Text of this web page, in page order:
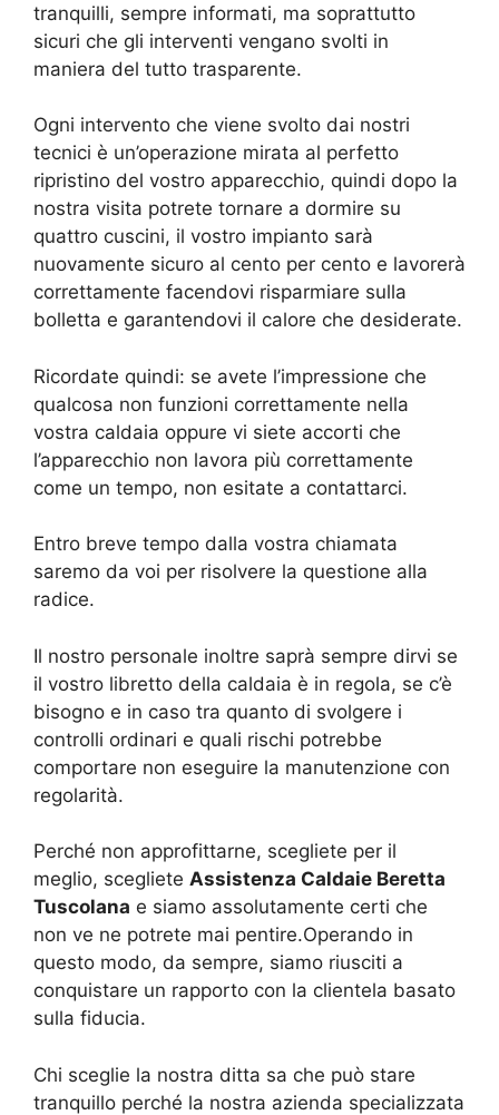
tranquilli, sempre informati, ma soprattutto
sicuri che gli interventi vengano svolti in
maniera del tutto trasparente.
Ogni intervento che viene svolto dai nostri
tecnici è un’operazione mirata al perfetto
ripristino del vostro apparecchio, quindi dopo la
nostra visita potrete tornare a dormire su
quattro cuscini, il vostro impianto sarà
nuovamente sicuro al cento per cento e lavorerà
correttamente facendovi risparmiare sulla
bolletta e garantendovi il calore che desiderate.
Ricordate quindi: se avete l’impressione che
qualcosa non funzioni correttamente nella
vostra caldaia oppure vi siete accorti che
l’apparecchio non lavora più correttamente
come un tempo, non esitate a contattarci.
Entro breve tempo dalla vostra chiamata
saremo da voi per risolvere la questione alla
radice.
Il nostro personale inoltre saprà sempre dirvi se
il vostro libretto della caldaia è in regola, se c’è
bisogno e in caso tra quanto di svolgere i
controlli ordinari e quali rischi potrebbe
comportare non eseguire la manutenzione con
regolarità.
Perché non approfittarne, scegliete per il
meglio, scegliete Assistenza Caldaie Beretta
Tuscolana e siamo assolutamente certi che
non ve ne potrete mai pentire.Operando in
questo modo, da sempre, siamo riusciti a
conquistare un rapporto con la clientela basato
sulla fiducia.
Chi sceglie la nostra ditta sa che può stare
tranquillo perché la nostra azienda specializzata